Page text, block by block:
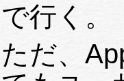
で行く。
ただ、